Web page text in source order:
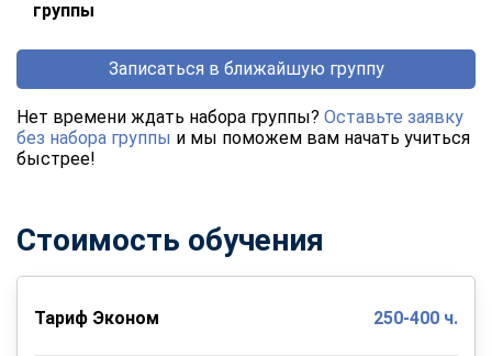
группы
Записаться в ближайшую группу
Нет времени ждать набора группы? Оставьте заявку
без набора группы и мы поможем вам начать учиться
быстрее!
Стоимость обучения
Тариф Эконом 250-400 ч.